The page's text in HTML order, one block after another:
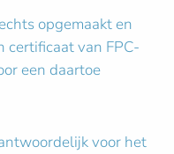
opgemaakt en
certificaat van FPC-
een daartoe
voor het